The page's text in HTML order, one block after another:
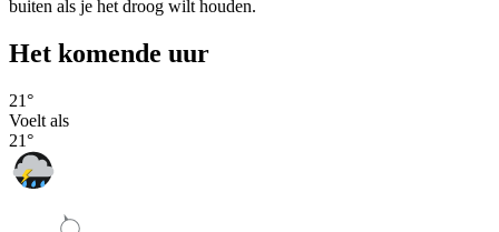
buiten als je het droog wilt houden.
Het komende uur
21°
Voelt als
21°